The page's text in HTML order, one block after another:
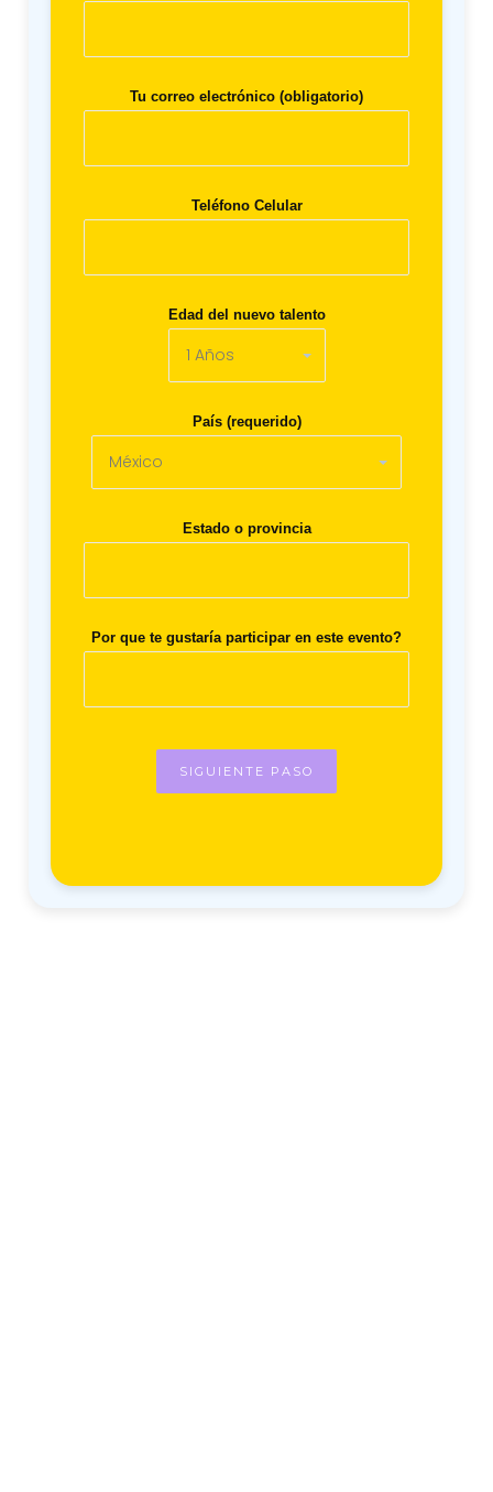
Tu correo electrónico (obligatorio)
Teléfono Celular
Edad del nuevo talento
País (requerido)
Estado o provincia
Por que te gustaría participar en este evento?